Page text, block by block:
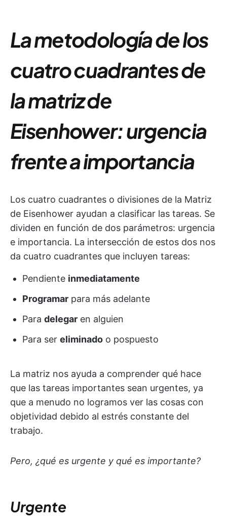
La metodología de los
cuatro cuadrantes de
la matriz de
Eisenhower: urgencia
frente a importancia
Los cuatro cuadrantes o divisiones de la Matriz
de Eisenhower ayudan a clasificar las tareas. Se
dividen en función de dos parámetros: urgencia
e importancia. La intersección de estos dos nos
da cuatro cuadrantes que incluyen tareas:
Pendiente inmediatamente
Programar para más adelante
Para delegar en alguien
Para ser eliminado o pospuesto
La matriz nos ayuda a comprender qué hace
que las tareas importantes sean urgentes, ya
que a menudo no logramos ver las cosas con
objetividad debido al estrés constante del
trabajo.
Pero, ¿qué es urgente y qué es importante?
Urgente